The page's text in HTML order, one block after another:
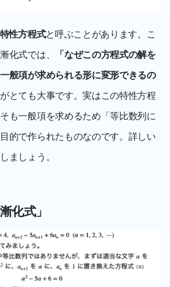
特性方程式と呼ぶことがあります。こ
化式では、
「なぜこの方程式の解を
般項が求められる形に変形できるの
とても大事です。実はこの特性方程
も一般項を求めるため「等比数列に
的で作られたものなのです。詳しい
ましょう。
化式」